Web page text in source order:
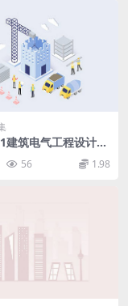
建筑电气工程设计常
文字符号(25.54MB).
56 1.98